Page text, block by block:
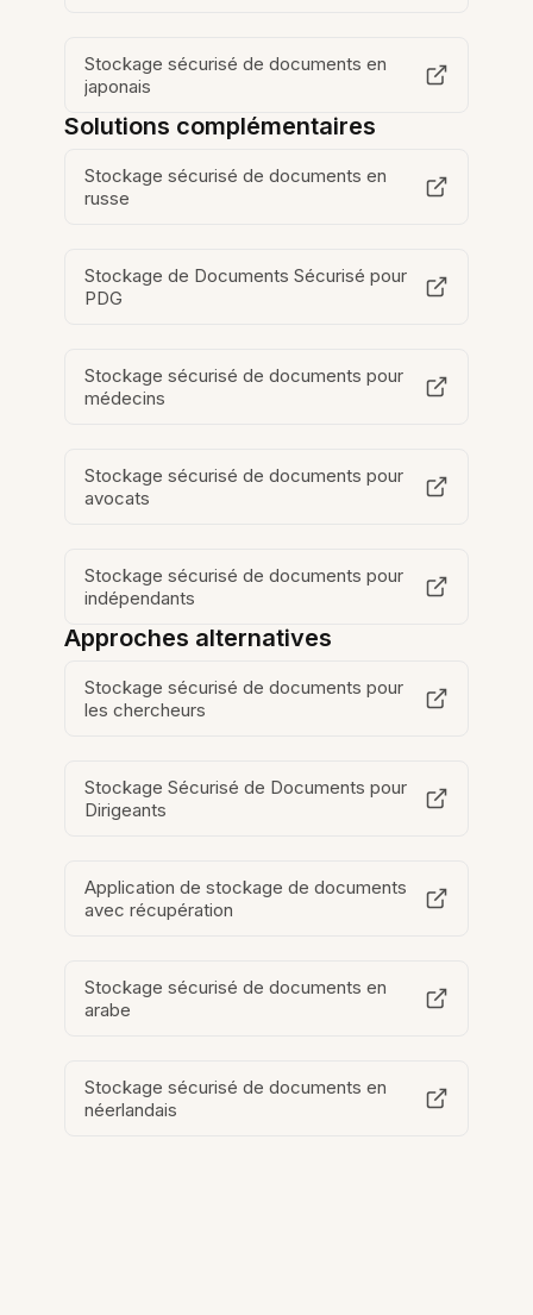
Stockage sécurisé de documents en
japonais
Solutions complémentaires
Stockage sécurisé de documents en
russe
Stockage de Documents Sécurisé pour
PDG
Stockage sécurisé de documents pour
médecins
Stockage sécurisé de documents pour
avocats
Stockage sécurisé de documents pour
indépendants
Approches alternatives
Stockage sécurisé de documents pour
les chercheurs
Stockage Sécurisé de Documents pour
Dirigeants
Application de stockage de documents
avec récupération
Stockage sécurisé de documents en
arabe
Stockage sécurisé de documents en
néerlandais